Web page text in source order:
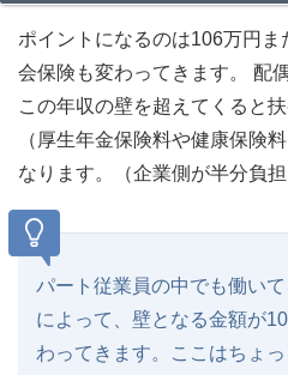
年収の壁突破 総
時間の壁
キャリアブランク
そもそも収入が少
ポイントになるのは106万円
会保険も変わってきます。 配
この年収の壁を超えてくると
（厚生年金保険料や健康保険
なります。（企業側が半分負担
パート従業員の中でも働い
によって、壁となる金額が
わってきます。ここはちょ